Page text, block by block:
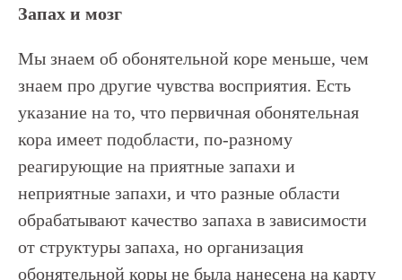
Запах и мозг
Мы знаем об обонятельной коре меньше, чем
знаем про другие чувства восприятия. Есть
указание на то, что первичная обонятельная
кора имеет подобласти, по-разному
реагирующие на приятные запахи и
неприятные запахи, и что разные области
обрабатывают качество запаха в зависимости
от структуры запаха, но организация
обонятельной коры не была нанесена на карту